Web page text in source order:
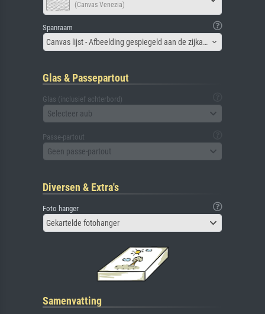
(Canvas Venezia)
Spanraam
Canvas lijst - Afbeelding gespiegeld aan de zijkant
Glas & Passepartout
Glas (inclusief achterbord)
Selecteer aub
Passe-partout
Geen passe-partout
Diversen & Extra's
Foto hanger
Gekartelde fotohanger
Samenvatting